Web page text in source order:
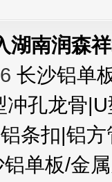
湖南润森
长沙铝单
孔龙骨
条扣|铝
单板/金